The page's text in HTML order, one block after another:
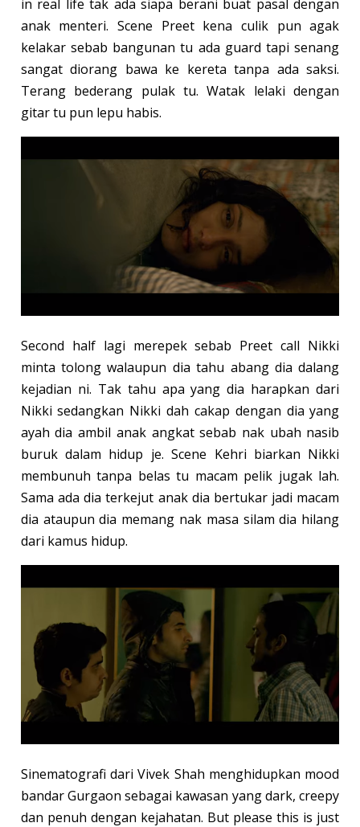
in real life tak ada siapa berani buat pasal dengan
anak menteri. Scene Preet kena culik pun agak
kelakar sebab bangunan tu ada guard tapi senang
sangat diorang bawa ke kereta tanpa ada saksi.
Terang bederang pulak tu. Watak lelaki dengan
gitar tu pun lepu habis.
Second half lagi merepek sebab Preet call Nikki
minta tolong walaupun dia tahu abang dia dalang
kejadian ni. Tak tahu apa yang dia harapkan dari
Nikki sedangkan Nikki dah cakap dengan dia yang
ayah dia ambil anak angkat sebab nak ubah nasib
buruk dalam hidup je. Scene Kehri biarkan Nikki
membunuh tanpa belas tu macam pelik jugak lah.
Sama ada dia terkejut anak dia bertukar jadi macam
dia ataupun dia memang nak masa silam dia hilang
dari kamus hidup.
Sinematografi dari Vivek Shah menghidupkan mood
bandar Gurgaon sebagai kawasan yang dark, creepy
dan penuh dengan kejahatan. But please this is just